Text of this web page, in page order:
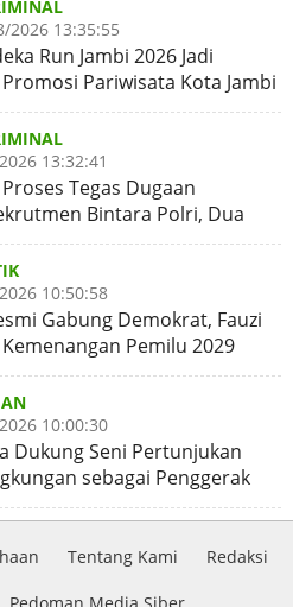
2026 13:35:55
Run Jambi 2026 Jadi
Pariwisata Kota Jambi
13:32:41
Tegas Dugaan
Bintara Polri, Dua
10:50:58
Gabung Demokrat, Fauzi
Pemilu 2029
10:00:30
Dukung Seni Pertunjukan
sebagai Penggerak
Tentang Kami Redaksi